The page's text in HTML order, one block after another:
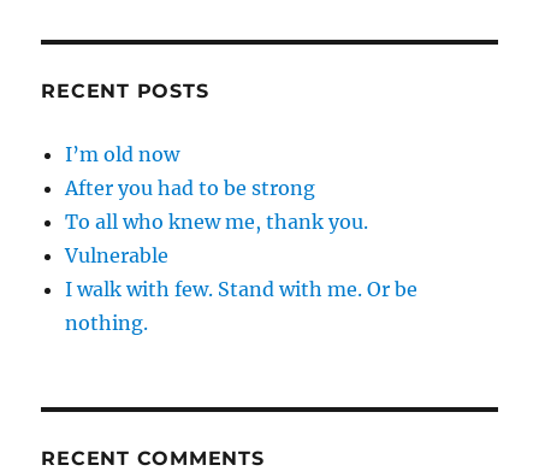
RECENT POSTS
I’m old now
After you had to be strong
To all who knew me, thank you.
Vulnerable
I walk with few. Stand with me. Or be
nothing.
RECENT COMMENTS